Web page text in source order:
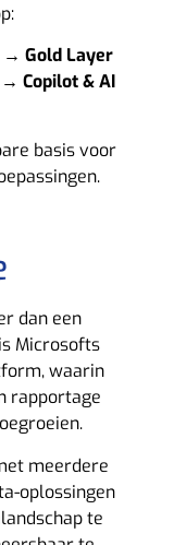
→ Gold Layer
Copilot & AI
basis voor
dan een
Microsofts
waarin
rapportage
meerdere
oplossingen
te